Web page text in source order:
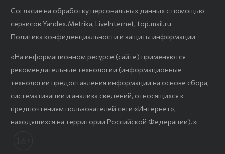
Согласие на обработку персональных данных с помощью
сервисов Yandex.Metrika, LiveInternet, top.mail.ru
Политика конфиденциальности и защиты информации
«На информационном ресурсе (сайте) применяются
рекомендательные технологии (информационные
технологии предоставления информации на основе сбора,
систематизации и анализа сведений, относящихся к
предпочтениям пользователей сети «Интернет»,
находящихся на территории Российской Федерации).»